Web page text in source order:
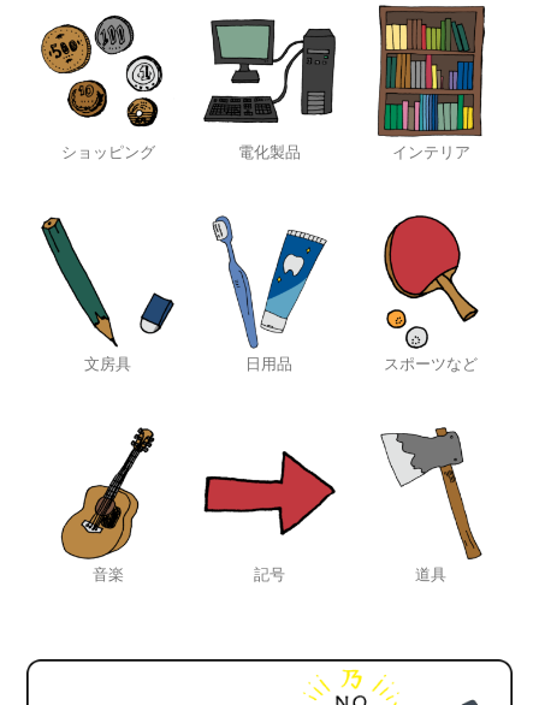
ショッピング 電化製品 インテリア
文房具 日用品 スポーツなど
音楽 記号 道具